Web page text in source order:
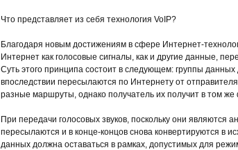
Что представляет из себя технология VoIP?
Благодаря новым достижениям в сфере Интернет-
Интернет как голосовые сигналы, как и другие данные,
Суть этого принципа состоит в следующем: группы
впоследствии пересылаются по Интернету от
разные маршруты, однако получатель их получит в том
При передачи голосовых звуков, поскольку они
пересылаются и в конце-концов снова конвертируются в
данных должна оставаться в рамках, допустимых для